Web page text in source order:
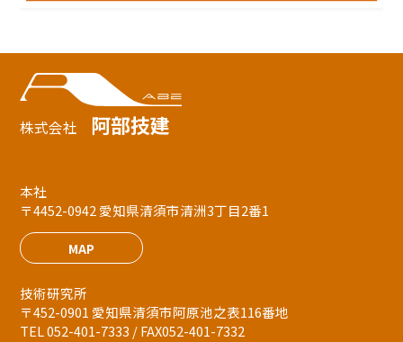
株式会社 阿部技建
本社
〒4452-0942 愛知県清須市清洲3丁目2番1
MAP
技術研究所
〒452-0901 愛知県清須市阿原池之表116番地
TEL 052-401-7333 / FAX052-401-7332